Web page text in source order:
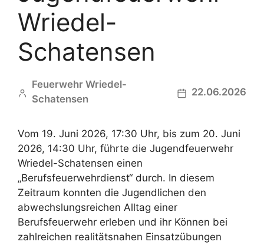
Wriedel-
Schatensen
Feuerwehr Wriedel-
Schatensen
22.06.2026
Vom 19. Juni 2026, 17:30 Uhr, bis zum 20. Juni
2026, 14:30 Uhr, führte die Jugendfeuerwehr
Wriedel-Schatensen einen
„Berufsfeuerwehrdienst“ durch. In diesem
Zeitraum konnten die Jugendlichen den
abwechslungsreichen Alltag einer
Berufsfeuerwehr erleben und ihr Können bei
zahlreichen realitätsnahen Einsatzübungen